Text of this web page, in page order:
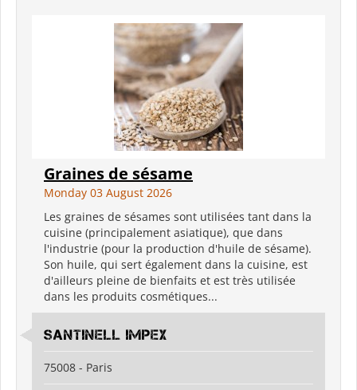
Graines de sésame
Monday 03 August 2026
Les graines de sésames sont utilisées tant dans la
cuisine (principalement asiatique), que dans
l'industrie (pour la production d'huile de sésame).
Son huile, qui sert également dans la cuisine, est
d'ailleurs pleine de bienfaits et est très utilisée
dans les produits cosmétiques...
santinell Impex
75008 - Paris